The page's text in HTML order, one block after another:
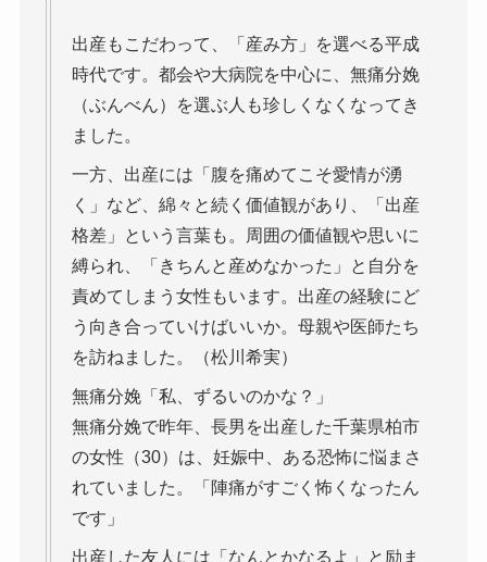
出産もこだわって、「産み方」を選べる平成
時代です。都会や大病院を中心に、無痛分娩
（ぶんべん）を選ぶ人も珍しくなくなってき
ました。
一方、出産には「腹を痛めてこそ愛情が湧
く」など、綿々と続く価値観があり、「出産
格差」という言葉も。周囲の価値観や思いに
縛られ、「きちんと産めなかった」と自分を
責めてしまう女性もいます。出産の経験にど
う向き合っていけばいいか。母親や医師たち
を訪ねました。（松川希実）
無痛分娩「私、ずるいのかな？」
無痛分娩で昨年、長男を出産した千葉県柏市
の女性（30）は、妊娠中、ある恐怖に悩まさ
れていました。「陣痛がすごく怖くなったん
です」
出産した友人には「なんとかなるよ」と励ま